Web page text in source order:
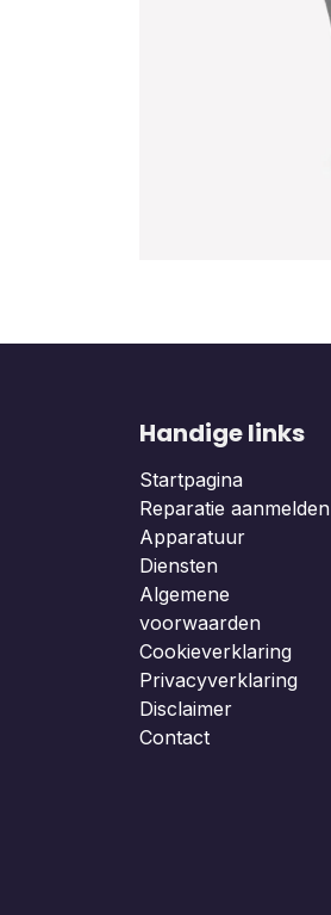
Handige links
Startpagina
Reparatie aanmelden
Apparatuur
Diensten
Algemene
voorwaarden
Cookieverklaring
Privacyverklaring
Disclaimer
Contact